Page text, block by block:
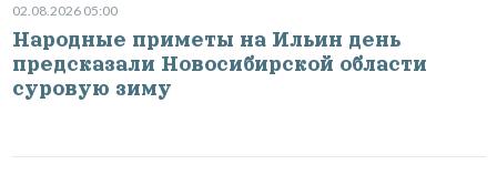
02.08.2026 05:00
Народные приметы на Ильин день
предсказали Новосибирской области
суровую зиму